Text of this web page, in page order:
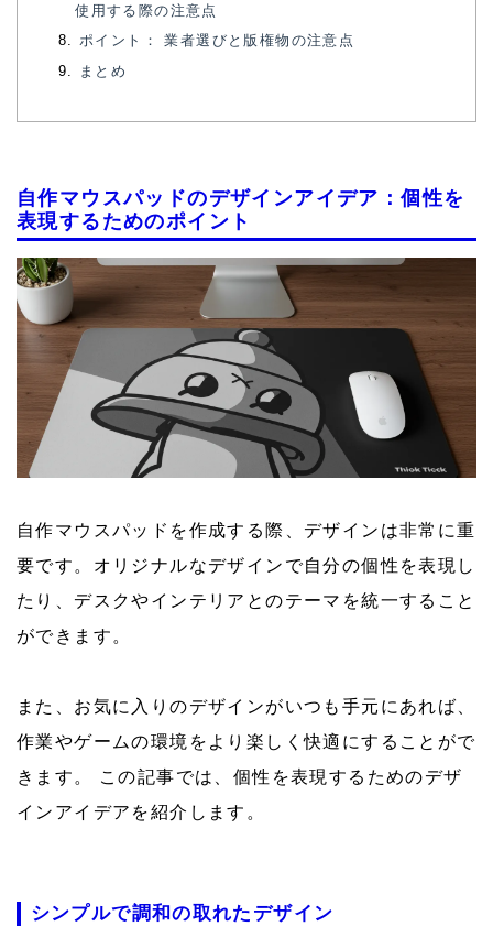
使用する際の注意点
ポイント： 業者選びと版権物の注意点
まとめ
自作マウスパッドのデザインアイデア：個性を
表現するためのポイント
自作マウスパッドを作成する際、デザインは非常に重
要です。オリジナルなデザインで自分の個性を表現し
たり、デスクやインテリアとのテーマを統一すること
ができます。
また、お気に入りのデザインがいつも手元にあれば、
作業やゲームの環境をより楽しく快適にすることがで
きます。 この記事では、個性を表現するためのデザ
インアイデアを紹介します。
シンプルで調和の取れたデザイン